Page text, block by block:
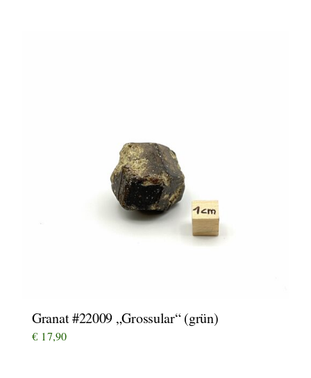
Granat #22009 „Grossular“ (grün)
€ 17,90